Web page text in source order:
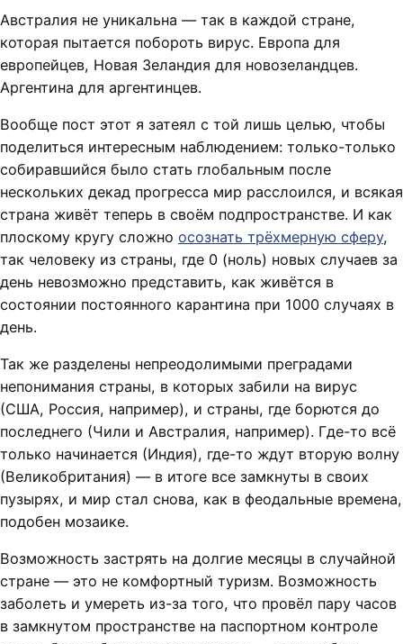
Австралия не уникальна — так в каждой стране,
которая пытается побороть вирус. Европа для
европейцев, Новая Зеландия для новозеландцев.
Аргентина для аргентинцев.
Вообще пост этот я затеял с той лишь целью, чтобы
поделиться интересным наблюдением: только-только
собиравшийся было стать глобальным после
нескольких декад прогресса мир расслоился, и всякая
страна живёт теперь в своём подпространстве. И как
плоскому кругу сложно осознать трёхмерную сферу,
так человеку из страны, где 0 (ноль) новых случаев за
день невозможно представить, как живётся в
состоянии постоянного карантина при 1000 случаях в
день.
Так же разделены непреодолимыми преградами
непонимания страны, в которых забили на вирус
(США, Россия, например), и страны, где борются до
последнего (Чили и Австралия, например). Где-то всё
только начинается (Индия), где-то ждут вторую волну
(Великобритания) — в итоге все замкнуты в своих
пузырях, и мир стал снова, как в феодальные времена,
подобен мозаике.
Возможность застрять на долгие месяцы в случайной
стране — это не комфортный туризм. Возможность
заболеть и умереть из-за того, что провёл пару часов
в замкнутом пространстве на паспортном контроле